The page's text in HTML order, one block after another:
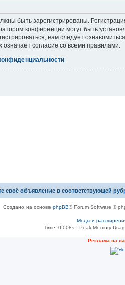
быть зарегистрированы.
конференции могут быть
вам следует
согласие со всеми правилами.
своё объявление в соответствующей
Создано на основе phpBB® Forum Software ©
Моды и
Time: 0.008s| Peak Memory
Рeклама на